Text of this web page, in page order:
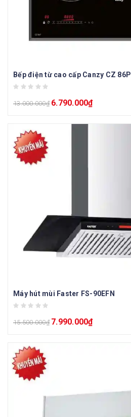
Bếp điện từ cao cấp Canzy CZ 86P
13.000.000₫ 6.790.000₫
Máy hút mùi Faster FS-90EFN
15.500.000₫ 7.990.000₫